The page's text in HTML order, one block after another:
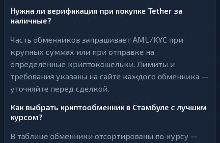
Нужна ли верификация при покупке Tether за
наличные?
Часть обменников запрашивает AML/KYC при
крупных суммах или при отправке на
определённые криптокошельки. Лимиты и
требования указаны на сайте каждого обменника —
уточняйте перед сделкой.
Как выбрать криптообменник в Стамбуле с лучшим
курсом?
В таблице обменники отсортированы по курсу —